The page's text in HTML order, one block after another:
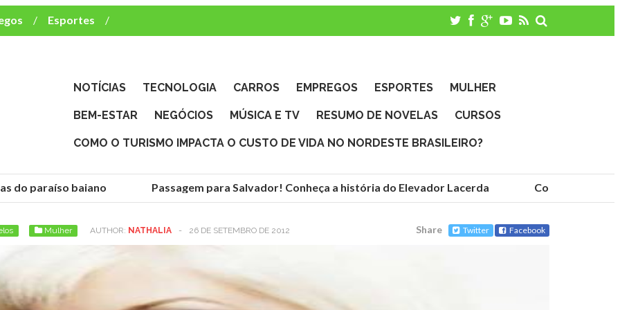
Esportes
e TV
NOTÍCIAS TECNOLOGIA CARROS EMPREGOS ESPORTES MULHER
BEM-ESTAR NEGÓCIOS MÚSICA E TV RESUMO DE NOVELAS CURSOS
COMO O TURISMO IMPACTA O CUSTO DE VIDA NO NORDESTE BRASILEIRO?
paraíso baiano Passagem para Salvador! Conheça a história do Elevador Lacerda Conheça as
Mulher AUTHOR: NATHALIA - 26 DE SETEMBRO DE 2012 Share Twitter Facebook